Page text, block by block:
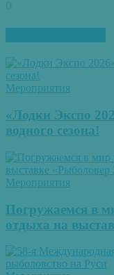
Мероприятия
«Лодки Экспо
водного сезона!
Мероприятия
Погружаемся в
отдыха на